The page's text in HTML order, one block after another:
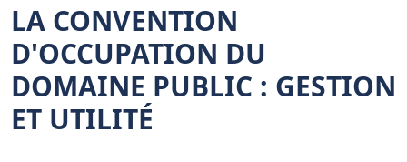
LA CONVENTION
D'OCCUPATION DU
DOMAINE PUBLIC : GESTION
ET UTILITÉ